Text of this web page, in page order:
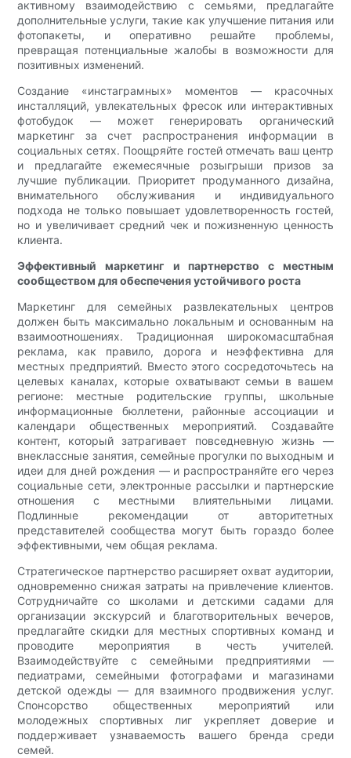
активному взаимодействию с семьями, предлагайте
дополнительные услуги, такие как улучшение питания или
фотопакеты, и оперативно решайте проблемы,
превращая потенциальные жалобы в возможности для
позитивных изменений.
Создание «инстаграмных» моментов — красочных
инсталляций, увлекательных фресок или интерактивных
фотобудок — может генерировать органический
маркетинг за счет распространения информации в
социальных сетях. Поощряйте гостей отмечать ваш центр
и предлагайте ежемесячные розыгрыши призов за
лучшие публикации. Приоритет продуманного дизайна,
внимательного обслуживания и индивидуального
подхода не только повышает удовлетворенность гостей,
но и увеличивает средний чек и пожизненную ценность
клиента.
Эффективный маркетинг и партнерство с местным
сообществом для обеспечения устойчивого роста
Маркетинг для семейных развлекательных центров
должен быть максимально локальным и основанным на
взаимоотношениях. Традиционная широкомасштабная
реклама, как правило, дорога и неэффективна для
местных предприятий. Вместо этого сосредоточьтесь на
целевых каналах, которые охватывают семьи в вашем
регионе: местные родительские группы, школьные
информационные бюллетени, районные ассоциации и
календари общественных мероприятий. Создавайте
контент, который затрагивает повседневную жизнь —
внеклассные занятия, семейные прогулки по выходным и
идеи для дней рождения — и распространяйте его через
социальные сети, электронные рассылки и партнерские
отношения с местными влиятельными лицами.
Подлинные рекомендации от авторитетных
представителей сообщества могут быть гораздо более
эффективными, чем общая реклама.
Стратегическое партнерство расширяет охват аудитории,
одновременно снижая затраты на привлечение клиентов.
Сотрудничайте со школами и детскими садами для
организации экскурсий и благотворительных вечеров,
предлагайте скидки для местных спортивных команд и
проводите мероприятия в честь учителей.
Взаимодействуйте с семейными предприятиями —
педиатрами, семейными фотографами и магазинами
детской одежды — для взаимного продвижения услуг.
Спонсорство общественных мероприятий или
молодежных спортивных лиг укрепляет доверие и
поддерживает узнаваемость вашего бренда среди
семей.